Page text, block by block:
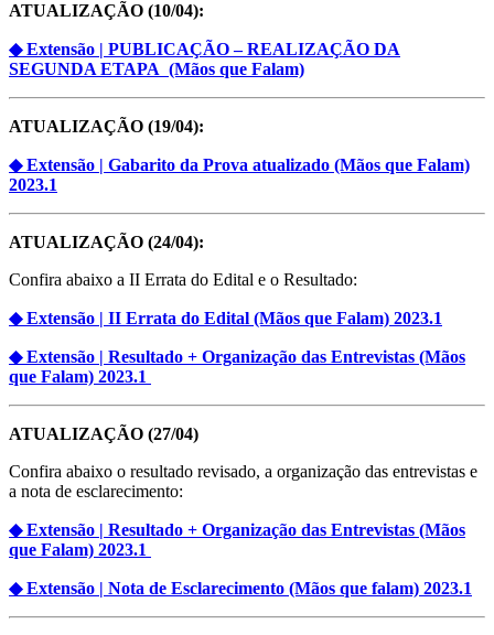
ATUALIZAÇÃO (10/04):
◆ Extensão | PUBLICAÇÃO – REALIZAÇÃO DA
SEGUNDA ETAPA (Mãos que Falam)
ATUALIZAÇÃO (19/04):
◆ Extensão | Gabarito da Prova atualizado (Mãos que Falam)
2023.1
ATUALIZAÇÃO (24/04):
Confira abaixo a II Errata do Edital e o Resultado:
◆ Extensão | II Errata do Edital (Mãos que Falam) 2023.1
◆ Extensão | Resultado + Organização das Entrevistas (Mãos
que Falam) 2023.1
ATUALIZAÇÃO (27/04)
Confira abaixo o resultado revisado, a organização das entrevistas e
a nota de esclarecimento:
◆ Extensão | Resultado + Organização das Entrevistas (Mãos
que Falam) 2023.1
◆ Extensão | Nota de Esclarecimento (Mãos que falam) 2023.1